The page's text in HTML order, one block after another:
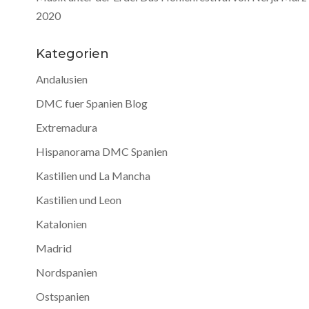
2020
Kategorien
Andalusien
DMC fuer Spanien Blog
Extremadura
Hispanorama DMC Spanien
Kastilien und La Mancha
Kastilien und Leon
Katalonien
Madrid
Nordspanien
Ostspanien